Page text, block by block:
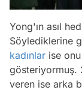
Yong'ın asıl
Söylediklerine
kadınlar ise
gösteriyormuş.
veren ise arka